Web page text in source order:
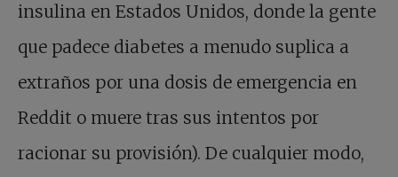
insulina en Estados Unidos, donde la gente
que padece diabetes a menudo suplica a
extraños por una dosis de emergencia en
Reddit o muere tras sus intentos por
racionar su provisión). De cualquier modo,